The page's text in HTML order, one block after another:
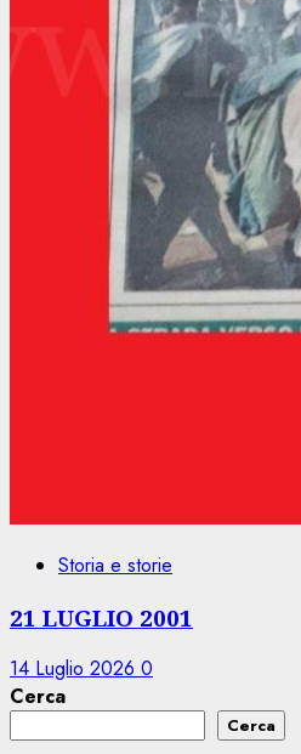
Storia e storie
21 LUGLIO 2001
14 Luglio 2026 0
Cerca
Cerca